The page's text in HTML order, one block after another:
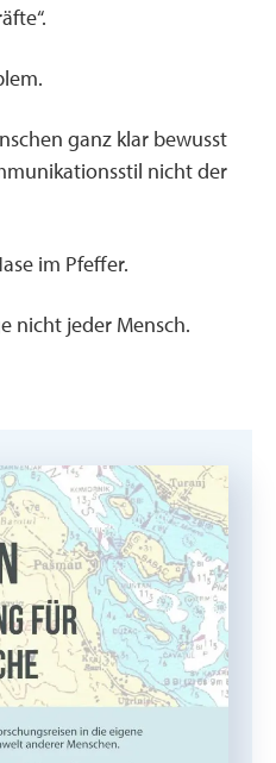
ganz klar bewusst
nicht der
im Pfeffer.
nicht jeder Mensch.